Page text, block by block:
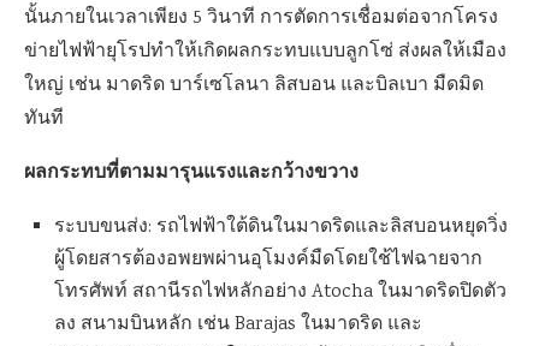
นั้นภายในเวลาเพียง 5 วินาที การตัดการเชื่อมต่อจากโครง
ข่ายไฟฟ้ายุโรปทำให้เกิดผลกระทบแบบลูกโซ่ ส่งผลให้เมือง
ใหญ่ เช่น มาดริด บาร์เซโลนา ลิสบอน และบิลเบา มืดมิด
ทันที
ผลกระทบที่ตามมารุนแรงและกว้างขวาง
ระบบขนส่ง: รถไฟฟ้าใต้ดินในมาดริดและลิสบอนหยุดวิ่ง
ผู้โดยสารต้องอพยพผ่านอุโมงค์มืดโดยใช้ไฟฉายจาก
โทรศัพท์ สถานีรถไฟหลักอย่าง Atocha ในมาดริดปิดตัว
ลง สนามบินหลัก เช่น Barajas ในมาดริด และ